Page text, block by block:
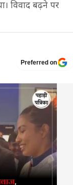
विवाद बढ़ने पर
Preferred on